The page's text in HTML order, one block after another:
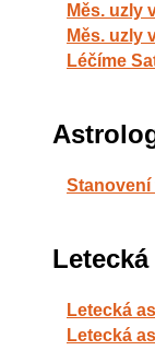
Měs. uzly
Měs. uzly
Léčíme
Stanovení
Letecká
Letecká